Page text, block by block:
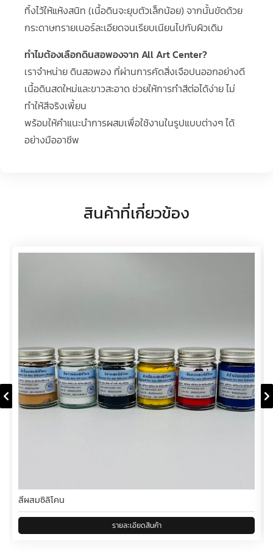
ทิ้งไว้ให้แห้งสนิท (เนื้อดินจะยุบตัวเล็กน้อย) จากนั้นขัดด้วย
กระดาษทรายเบอร์ละเอียดจนเรียบเนียนไปกับผิวเดิม
ทำไมต้องเลือกดินสอพองจาก All Art Center?
เราจำหน่าย ดินสอพอง ที่ผ่านการคัดสิ่งเจือปนออกอย่างดี
เนื้อดินสดใหม่และขาวสะอาด ช่วยให้การทำสีต่อได้ง่าย ไม่
ทำให้สีจริงเพี้ยน
พร้อมให้คำแนะนำการผสมเพื่อใช้งานในรูปแบบต่างๆ ได้
อย่างมืออาชีพ
สินค้าที่เกี่ยวข้อง
สีผสมซิลิโคน